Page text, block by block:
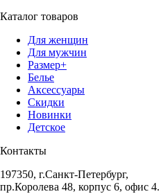
Каталог товаров
Для женщин
Для мужчин
Размер+
Белье
Аксессуары
Скидки
Новинки
Детское
Контакты
197350, г.Санкт-Петербург,
пр.Королева 48, корпус 6, офис 4.